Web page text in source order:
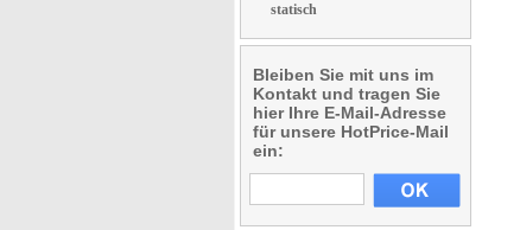
statisch
Bleiben Sie mit uns im
Kontakt und tragen Sie
hier Ihre E-Mail-Adresse
für unsere HotPrice-Mail
ein: